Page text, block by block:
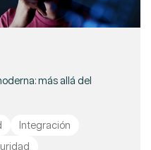
más allá del
Integración